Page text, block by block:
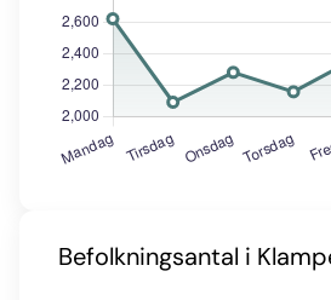
Befolkningsantal i